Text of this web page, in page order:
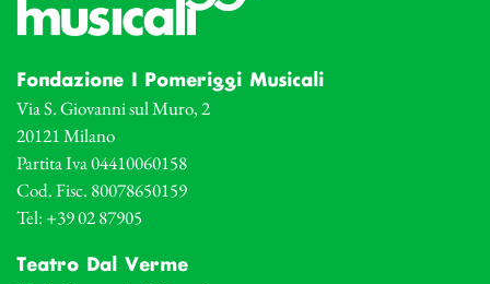
Fondazione I Pomeriggi Musicali
Via S. Giovanni sul Muro, 2
20121 Milano
Partita Iva 04410060158
Cod. Fisc. 80078650159
Tel: +39 02 87905
Teatro Dal Verme